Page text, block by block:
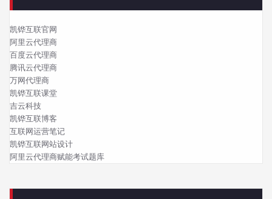
凯铧互联官网
阿里云代理商
百度云代理商
腾讯云代理商
万网代理商
凯铧互联课堂
吉云科技
凯铧互联博客
互联网运营笔记
凯铧互联网站设计
阿里云代理商赋能考试题库